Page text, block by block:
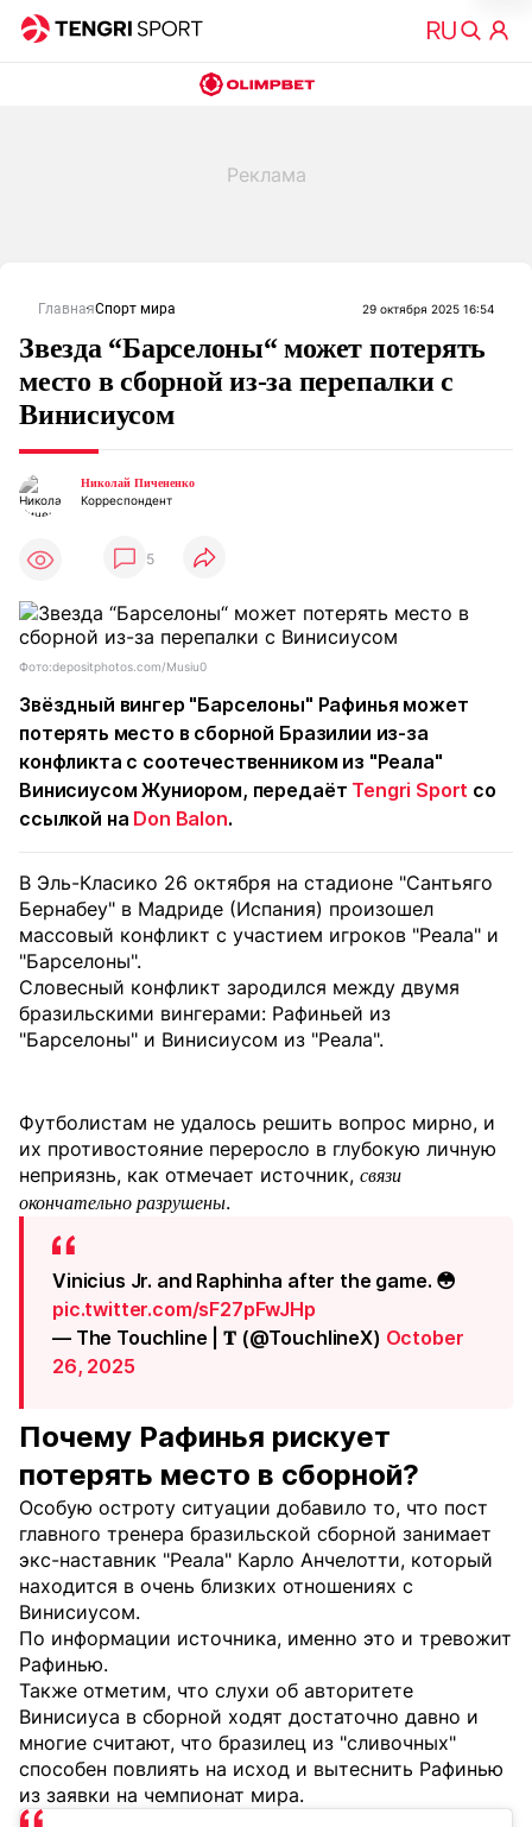
ГлавнаяСпорт мира 29 октября 2025 16:54
Звезда “Барселоны“ может потерять
место в сборной из-за перепалки с
Винисиусом
Николай Пичененко
Корреспондент
5
Фото:depositphotos.com/Musiu0
Звёздный вингер "Барселоны" Рафинья может
потерять место в сборной Бразилии из-за
конфликта с соотечественником из "Реала"
Винисиусом Жуниором, передаёт Tengri Sport со
ссылкой на Don Balon.
В Эль-Класико 26 октября на стадионе "Сантьяго
Бернабеу" в Мадриде (Испания) произошел
массовый конфликт с участием игроков "Реала" и
"Барселоны".
Словесный конфликт зародился между двумя
бразильскими вингерами: Рафиньей из
"Барселоны" и Винисиусом из "Реала".
Футболистам не удалось решить вопрос мирно, и
их противостояние переросло в глубокую личную
неприязнь, как отмечает источник, связи
окончательно разрушены.
Vinicius Jr. and Raphinha after the game. 😳
pic.twitter.com/sF27pFwJHp
— The Touchline | 𝐓 (@TouchlineX) October
26, 2025
Почему Рафинья рискует
потерять место в сборной?
Особую остроту ситуации добавило то, что пост
главного тренера бразильской сборной занимает
экс-наставник "Реала" Карло Анчелотти, который
находится в очень близких отношениях с
Винисиусом.
По информации источника, именно это и тревожит
Рафинью.
Также отметим, что слухи об авторитете
Винисиуса в сборной ходят достаточно давно и
многие считают, что бразилец из "сливочных"
способен повлиять на исход и вытеснить Рафинью
из заявки на чемпионат мира.